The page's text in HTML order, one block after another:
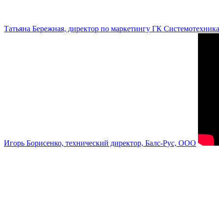
Татьяна Бережная, директор по маркетингу ГК Системотехника
Игорь Борисенко, технический директор, Балс-Рус, ООО